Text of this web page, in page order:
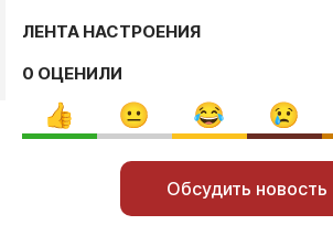
ЛЕНТА НАСТРОЕНИЯ
0 ОЦЕНИЛИ
Обсудить новость